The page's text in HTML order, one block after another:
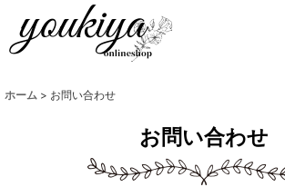
ホーム > お問い合わせ
お問い合わせ